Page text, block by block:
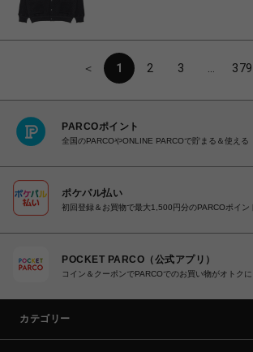
＜ 1 2 3 379
PARCOポイント
全国のPARCOやONLINE PARCOで貯まる＆使える
ポケパル払い
初回登録＆お買物で最大1,500円分のPARCOポイン
POCKET PARCO（公式アプリ）
コイン＆クーポンでPARCOでのお買い物がオトクに
カテゴリー